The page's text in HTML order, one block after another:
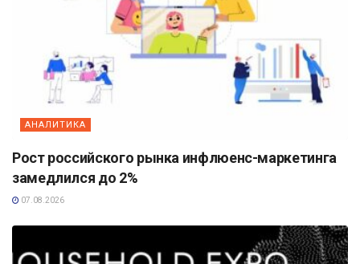
АНАЛИТИКА
Рост российского рынка инфлюенс-маркетинга
замедлился до 2%
07.08.2026